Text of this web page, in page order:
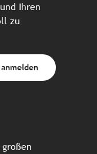
Ihren
zu